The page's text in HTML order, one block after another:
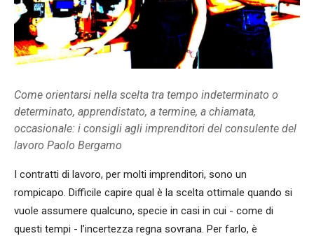
Come orientarsi nella scelta tra tempo indeterminato o
determinato, apprendistato, a termine, a chiamata,
occasionale: i consigli agli imprenditori del consulente del
lavoro Paolo Bergamo
I contratti di lavoro, per molti imprenditori, sono un
rompicapo. Difficile capire qual è la scelta ottimale quando si
vuole assumere qualcuno, specie in casi in cui - come di
questi tempi - l’incertezza regna sovrana. Per farlo, è